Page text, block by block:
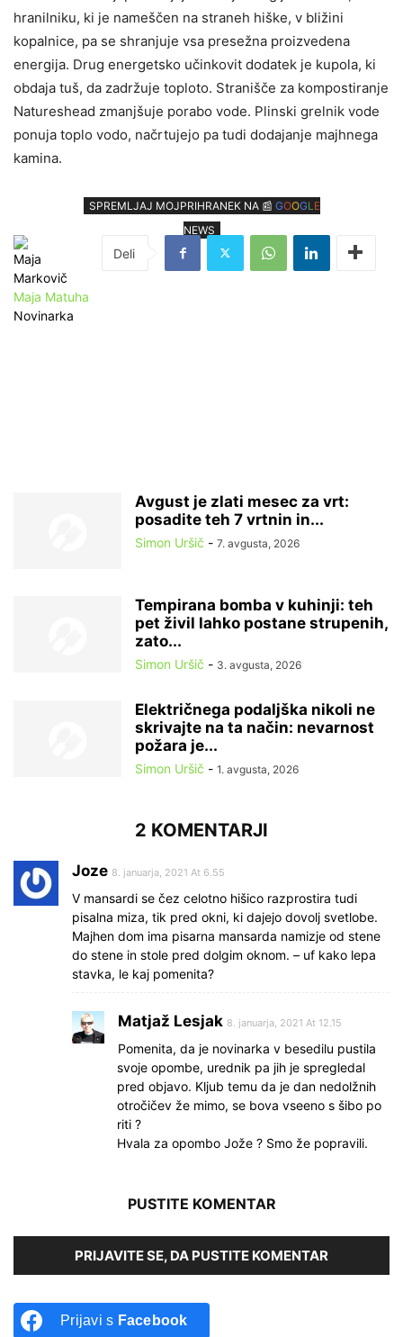
hranilniku, ki je nameščen na straneh hiške, v bližini
kopalnice, pa se shranjuje vsa presežna proizvedena
energija. Drug energetsko učinkovit dodatek je kupola, ki
obdaja tuš, da zadržuje toploto. Stranišče za kompostiranje
Natureshead zmanjšuje porabo vode. Plinski grelnik vode
ponuja toplo vodo, načrtujejo pa tudi dodajanje majhnega
kamina.
SPREMLJAJ MOJPRIHRANEK NA 📰 GOOGL E
NEWS
Maja Matuha
Novinarka
Avgust je zlati mesec za vrt:
posadite teh 7 vrtnin in...
Simon Uršič - 7. avgusta, 2026
Tempirana bomba v kuhinji: teh
pet živil lahko postane strupenih,
zato...
Simon Uršič - 3. avgusta, 2026
Električnega podaljška nikoli ne
skrivajte na ta način: nevarnost
požara je...
Simon Uršič - 1. avgusta, 2026
2 KOMENTARJI
Joze 8. januarja, 2021 At 6.55
V mansardi se čez celotno hišico razprostira tudi
pisalna miza, tik pred okni, ki dajejo dovolj svetlobe.
Majhen dom ima pisarna mansarda namizje od stene
do stene in stole pred dolgim ​​oknom. – uf kako lepa
stavka, le kaj pomenita?
Matjaž Lesjak 8. januarja, 2021 At 12.15
Pomenita, da je novinarka v besedilu pustila
svoje opombe, urednik pa jih je spregledal
pred objavo. Kljub temu da je dan nedolžnih
otročičev že mimo, se bova vseeno s šibo po
riti ?
Hvala za opombo Jože ? Smo že popravili.
PUSTITE KOMENTAR
PRIJAVITE SE, DA PUSTITE KOMENTAR
Prijavi s Facebook